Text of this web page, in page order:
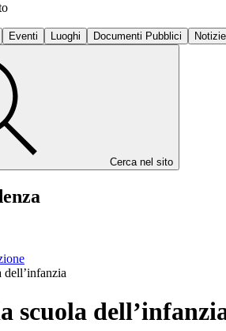
Eventi Luoghi Documenti Pubblici Notizie
Cerca nel sito
dell’infanzia
scuola